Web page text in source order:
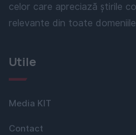
celor care apreciază știrile
relevante din toate
Utile
Media KIT
Contact